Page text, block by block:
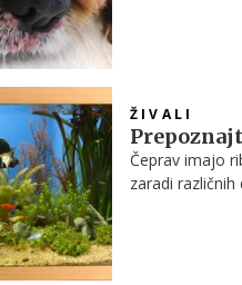
ŽIVALI
Čeprav imajo
zaradi